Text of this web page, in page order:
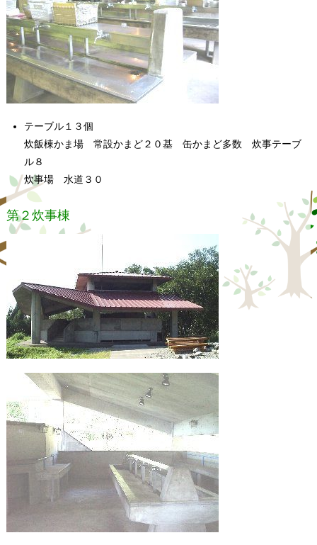
テーブル１３個
炊飯棟かま場 常設かまど２０基 缶かまど多数 炊事テーブ
ル８
炊事場 水道３０
第２炊事棟